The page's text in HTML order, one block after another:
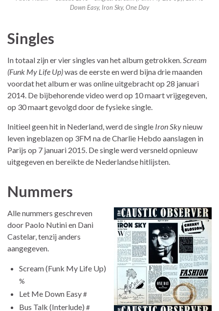
Down Easy, Iron Sky, One Day
Singles
In totaal zijn er vier singles van het album getrokken.Scream
(Funk My Life Up)was de eerste en werd bijna drie maanden
voordat het album er was online uitgebracht op 28 januari
2014. De bijbehorende video werd op 10 maart vrijgegeven,
op 30 maart gevolgd door de fysieke single.
Initieel geen hit in Nederland, werd de single Iron Skynieuw
leven ingeblazen op 3FM na de Charlie Hebdo aanslagen in
Parijs op 7 januari 2015. De single werd versneld opnieuw
uitgegeven en bereikte de Nederlandse hitlijsten.
Nummers
Alle nummers geschreven
door Paolo Nutini en Dani
Castelar, tenzij anders
aangegeven.
Scream (Funk My Life Up)
%
Let Me Down Easy#
Bus Talk (Interlude) #